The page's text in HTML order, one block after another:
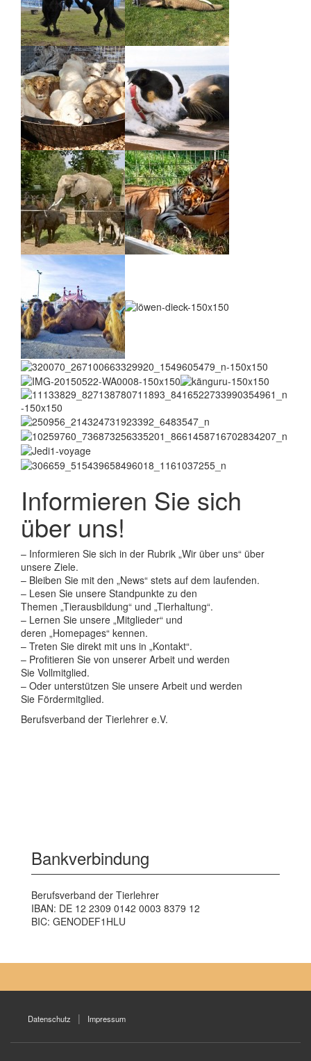
Informieren Sie sich
über uns!
– Informieren Sie sich in der Rubrik „Wir über uns“ über
unsere Ziele.
– Bleiben Sie mit den „News“ stets auf dem laufenden.
– Lesen Sie unsere Standpunkte zu den
Themen „Tierausbildung“ und „Tierhaltung“.
– Lernen Sie unsere „Mitglieder“ und
deren „Homepages“ kennen.
– Treten Sie direkt mit uns in „Kontakt“.
– Profitieren Sie von unserer Arbeit und werden
Sie Vollmitglied.
– Oder unterstützen Sie unsere Arbeit und werden
Sie Fördermitglied.
Berufsverband der Tierlehrer e.V.
Bankverbindung
Berufsverband der Tierlehrer
IBAN: DE 12 2309 0142 0003 8379 12
BIC: GENODEF1HLU
Datenschutz Impressum